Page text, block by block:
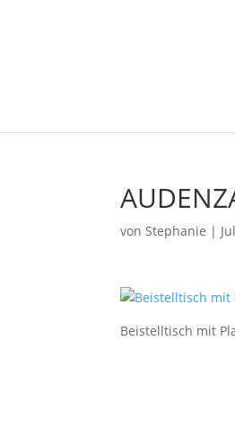
vonStephanie |
Beistelltisch mit